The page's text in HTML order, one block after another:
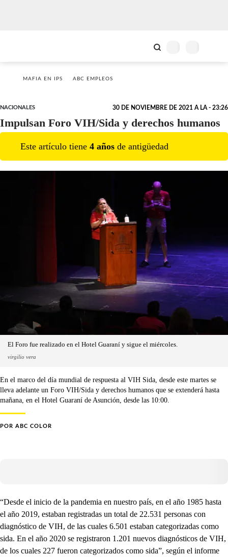
MAFIA EN IPS ABC EMPLEOS
NACIONALES 30 DE NOVIEMBRE DE 2021 A LA - 23:26
Impulsan Foro VIH/Sida y derechos humanos
Este artículo tiene 4 años de antigüedad
El Foro fue realizado en el Hotel Guaraní y sigue el miércoles.
virgilio vera
En el marco del día mundial de respuesta al VIH Sida, desde este martes se
lleva adelante un Foro VIH/Sida y derechos humanos que se extenderá hasta
mañana, en el Hotel Guaraní de Asunción, desde las 10:00.
POR ABC COLOR
“Desde el inicio de la pandemia en nuestro país, en el año 1985 hasta
el año 2019, estaban registradas un total de 22.531 personas con
diagnóstico de VIH, de las cuales 6.501 estaban categorizadas como
sida. En el año 2020 se registraron 1.201 nuevos diagnósticos de VIH,
de los cuales 227 fueron categorizados como sida”, según el informe